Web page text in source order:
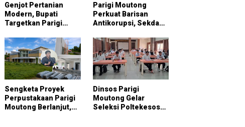
Genjot Pertanian
Modern, Bupati
Targetkan Parigi
Lumbung Pangan
Nasional
Parigi Moutong
Perkuat Barisan
Antikorupsi, Sekda
Bersama KPK
Sengketa Proyek
Perpustakaan Parigi
Moutong Berlanjut,
Dinsos Parigi
Moutong Gelar
Seleksi Poltekesos